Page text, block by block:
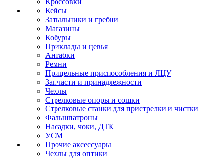
Кроссовки
Кейсы
Затыльники и гребни
Магазины
Кобуры
Приклады и цевья
Антабки
Ремни
Прицельные приспособления и ЛЦУ
Запчасти и принадлежности
Чехлы
Стрелковые опоры и сошки
Стрелковые станки для пристрелки и чистки
Фальшпатроны
Насадки, чоки, ДТК
УСМ
Прочие аксессуары
Чехлы для оптики